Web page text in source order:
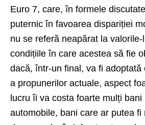
Euro 7, care, în formele
puternic în favoarea dispariției
nu se referă neapărat la
condițiile în care acestea să fie
dacă, într-un final, va fi adoptată
a propunerilor actuale, aspect
lucru îi va costa foarte mulți
automobile, bani care ar putea fi